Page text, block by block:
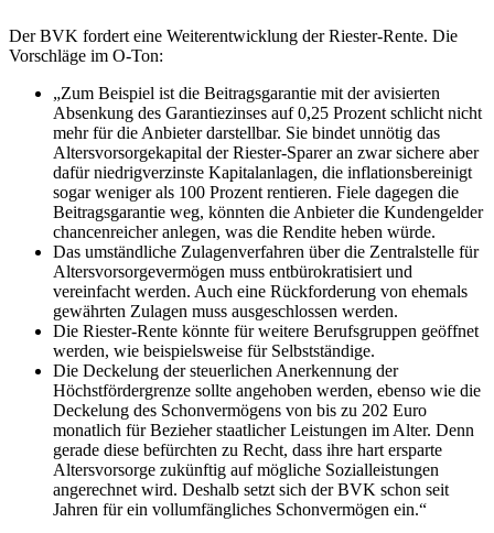
Der BVK fordert eine Weiterentwicklung der Riester-Rente. Die
Vorschläge im O-Ton:
„Zum Beispiel ist die Beitragsgarantie mit der avisierten
Absenkung des Garantiezinses auf 0,25 Prozent schlicht nicht
mehr für die Anbieter darstellbar. Sie bindet unnötig das
Altersvorsorgekapital der Riester-Sparer an zwar sichere aber
dafür niedrigverzinste Kapitalanlagen, die inflationsbereinigt
sogar weniger als 100 Prozent rentieren. Fiele dagegen die
Beitragsgarantie weg, könnten die Anbieter die Kundengelder
chancenreicher anlegen, was die Rendite heben würde.
Das umständliche Zulagenverfahren über die Zentralstelle für
Altersvorsorgevermögen muss entbürokratisiert und
vereinfacht werden. Auch eine Rückforderung von ehemals
gewährten Zulagen muss ausgeschlossen werden.
Die Riester-Rente könnte für weitere Berufsgruppen geöffnet
werden, wie beispielsweise für Selbstständige.
Die Deckelung der steuerlichen Anerkennung der
Höchstfördergrenze sollte angehoben werden, ebenso wie die
Deckelung des Schonvermögens von bis zu 202 Euro
monatlich für Bezieher staatlicher Leistungen im Alter. Denn
gerade diese befürchten zu Recht, dass ihre hart ersparte
Altersvorsorge zukünftig auf mögliche Sozialleistungen
angerechnet wird. Deshalb setzt sich der BVK schon seit
Jahren für ein vollumfängliches Schonvermögen ein.“